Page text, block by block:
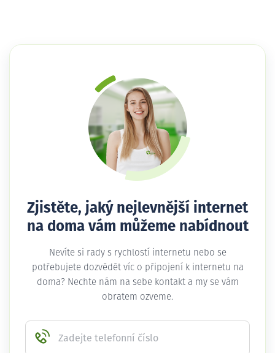
Zjistěte, jaký nejlevnější internet
na doma vám můžeme nabídnout
Nevíte si rady s rychlostí internetu nebo se
potřebujete dozvědět víc o připojení k internetu na
doma? Nechte nám na sebe kontakt a my se vám
obratem ozveme.
Zadejte telefonní číslo